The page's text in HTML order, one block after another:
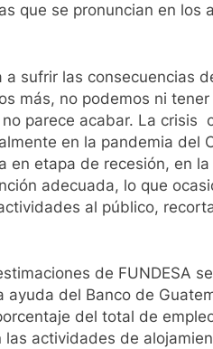
que se pronuncian en los
sufrir las consecuencias
más, no podemos ni
parece acabar. La crisis
en la pandemia del
en etapa de recesión, en
adecuada, lo que
al público,
de FUNDESA
del Banco de
del total de
actividades de